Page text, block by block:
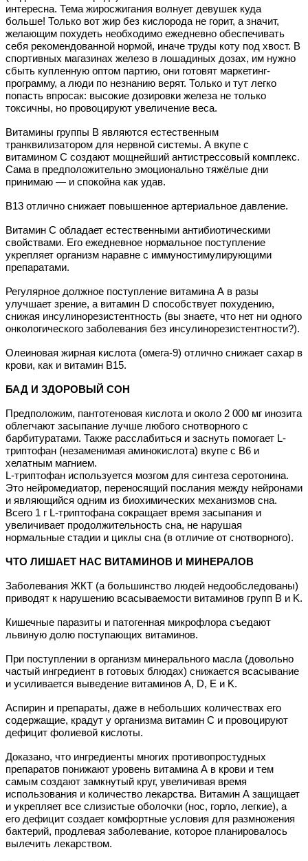
интересна. Тема жиросжигания волнует девушек куда
больше! Только вот жир без кислорода не горит, а значит,
желающим похудеть необходимо ежедневно обеспечивать
себя рекомендованной нормой, иначе труды коту под хвост. В
спортивных магазинах железо в лошадиных дозах, им нужно
сбыть купленную оптом партию, они готовят маркетинг-
программу, а люди по незнанию верят. Только и тут легко
попасть впросак: высокие дозировки железа не только
токсичны, но провоцируют увеличение веса.
Витамины группы В являются естественным
транквилизатором для нервной системы. А вкупе с
витамином С создают мощнейший антистрессовый комплекс.
Сама в предположительно эмоционально тяжёлые дни
принимаю — и спокойна как удав.
В13 отлично снижает повышенное артериальное давление.
Витамин С обладает естественными антибиотическими
свойствами. Его ежедневное нормальное поступление
укрепляет организм наравне с иммуностимулирующими
препаратами.
Регулярное должное поступление витамина А в разы
улучшает зрение, а витамин D способствует похудению,
снижая инсулинорезистентность (вы знаете, что нет ни одного
онкологического заболевания без инсулинорезистентности?).
Олеиновая жирная кислота (омега-9) отлично снижает сахар в
крови, как и витамин В15.
БАД И ЗДОРОВЫЙ СОН
Предположим, пантотеновая кислота и около 2 000 мг инозита
облегчают засыпание лучше любого снотворного с
барбитуратами. Также расслабиться и заснуть помогает L-
триптофан (незаменимая аминокислота) вкупе с В6 и
хелатным магнием.
L-триптофан используется мозгом для синтеза серотонина.
Это нейромедиатор, переносящий послания между нейронами
и являющийся одним из биохимических механизмов сна.
Всего 1 г L-триптофана сокращает время засыпания и
увеличивает продолжительность сна, не нарушая
нормальные стадии и циклы сна (в отличие от снотворного).
ЧТО ЛИШАЕТ НАС ВИТАМИНОВ И МИНЕРАЛОВ
Заболевания ЖКТ (а большинство людей недообследованы)
приводят к нарушению всасываемости витаминов групп В и K.
Кишечные паразиты и патогенная микрофлора съедают
львиную долю поступающих витаминов.
При поступлении в организм минерального масла (довольно
частый ингредиент в готовых блюдах) снижается всасывание
и усиливается выведение витаминов А, D, Е и K.
Аспирин и препараты, даже в небольших количествах его
содержащие, крадут у организма витамин С и провоцируют
дефицит фолиевой кислоты.
Доказано, что ингредиенты многих противопростудных
препаратов понижают уровень витамина А в крови и тем
самым создают замкнутый круг, увеличивая время
использования и количество лекарства. Витамин А защищает
и укрепляет все слизистые оболочки (нос, горло, легкие), а
его дефицит создает комфортные условия для размножения
бактерий, продлевая заболевание, которое планировалось
вылечить лекарством.